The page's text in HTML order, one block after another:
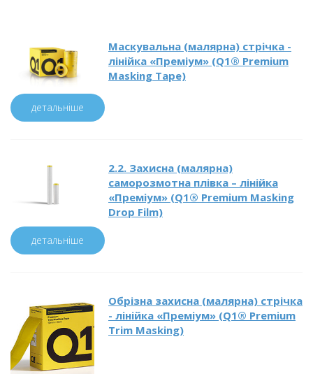
Маскувальна (малярна) стрічка -
лінійка «Преміум» (Q1® Premium
Masking Tape)
детальніше
2.2. Захисна (малярна)
саморозмотна плівка – лінійка
«Преміум» (Q1® Premium Masking
Drop Film)
детальніше
Обрізна захисна (малярна) стрічка
- лінійка «Преміум» (Q1® Premium
Trim Masking)